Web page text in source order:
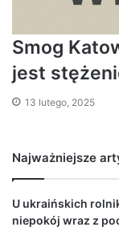
Smog
jest
13 lutego, 2025
Najważniejsze
U ukraińskich
niepokój wraz z